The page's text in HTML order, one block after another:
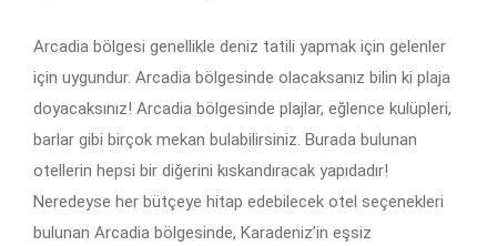
Arcadia bölgesi genellikle deniz tatili yapmak için gelenler
için uygundur. Arcadia bölgesinde olacaksanız bilin ki plaja
doyacaksınız! Arcadia bölgesinde plajlar, eğlence kulüpleri,
barlar gibi birçok mekan bulabilirsiniz. Burada bulunan
otellerin hepsi bir diğerini kıskandıracak yapıdadır!
Neredeyse her bütçeye hitap edebilecek otel seçenekleri
bulunan Arcadia bölgesinde, Karadeniz’in eşsiz